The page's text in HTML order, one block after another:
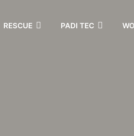
RESCUE PADI TEC